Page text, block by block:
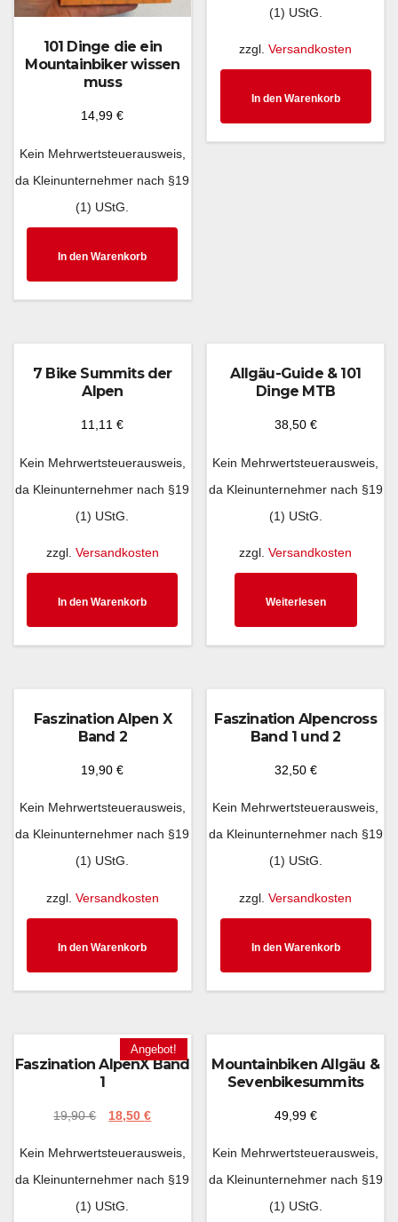
101 Dinge die ein
Mountainbiker wissen
muss
14,99€
Kein Mehrwertsteuerausweis,
da Kleinunternehmer nach §19
(1) UStG.
In den Warenkorb
(1) UStG.
zzgl.Versandkosten
In den Warenkorb
7 Bike Summits der
Alpen
11,11€
Kein Mehrwertsteuerausweis,
da Kleinunternehmer nach §19
(1) UStG.
zzgl. Versandkosten
In den Warenkorb
Allgäu-Guide & 101
Dinge MTB
38,50 €
Kein Mehrwertsteuerausweis,
da Kleinunternehmer nach §19
(1) UStG.
zzgl.Versandkosten
Weiterlesen
Faszination Alpen X
Band 2
19,90€
Kein Mehrwertsteuerausweis,
da Kleinunternehmer nach §19
(1) UStG.
zzgl. Versandkosten
In den Warenkorb
Faszination Alpencross
Band 1 und 2
32,50 €
Kein Mehrwertsteuerausweis,
da Kleinunternehmer nach §19
(1) UStG.
zzgl.Versandkosten
In den Warenkorb
Angebot!
Faszination AlpenX Band
1
19,90€ 18,50€
Kein Mehrwertsteuerausweis,
da Kleinunternehmer nach §19
(1) UStG.
Mountainbiken Allgäu &
Sevenbikesummits
49,99 €
Kein Mehrwertsteuerausweis,
da Kleinunternehmer nach §19
(1) UStG.